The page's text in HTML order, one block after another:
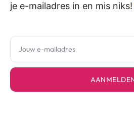
je e-mailadres in en mis niks!